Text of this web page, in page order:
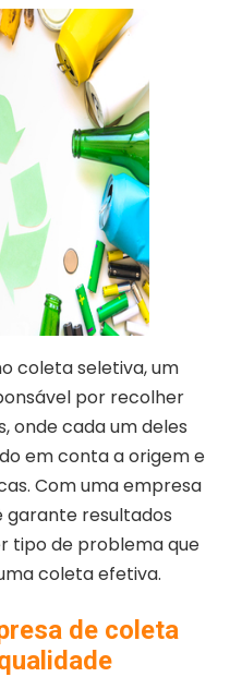
coleta seletiva, um
por recolher
onde cada um deles
em conta a origem e
Com uma empresa
garante resultados
tipo de problema que
coleta efetiva.
de coleta